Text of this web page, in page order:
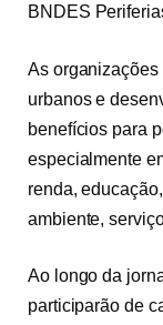
BNDES
As organizações
urbanos e
benefícios para
especialmente
renda,
ambiente,
Ao longo da
participarão de